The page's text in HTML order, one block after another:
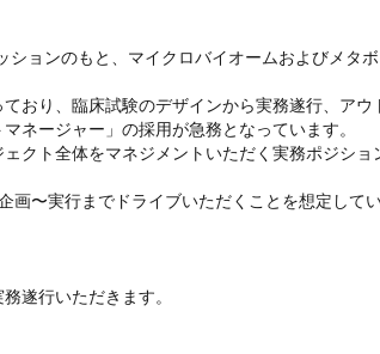
ョンのもと、マイクロバイオームおよびメタ
おり、臨床試験のデザインから実務遂行、ア
ネージャー」の採用が急務となっています。
クト全体をマネジメントいただく実務ポジショ
〜実行までドライブいただくことを想定してい
遂行いただきます。